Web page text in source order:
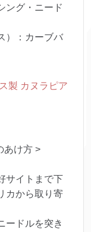
ング・ニード
）：カーブバ
あけ方 >
サイトまで下
カから取り寄
ードルを突き